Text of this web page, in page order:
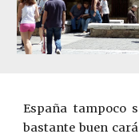
España tampoco
bastante buen